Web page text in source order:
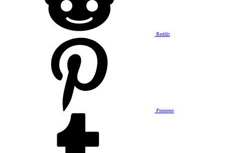
Reddit
Pinterest